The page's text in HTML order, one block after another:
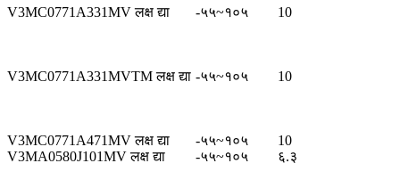
V3MC0771A331MV लक्ष द्या -५५~१०५ 10
V3MC0771A331MVTM लक्ष द्या -५५~१०५ 10
V3MC0771A471MV लक्ष द्या -५५~१०५
10
V3MA0580J101MV लक्ष द्या
-५५~१०५ ६.३